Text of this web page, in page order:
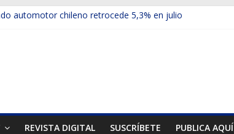
automotor chileno retrocede 5,3% en julio
REVISTA DIGITAL SUSCRÍBETE PUBLICA AQUÍ